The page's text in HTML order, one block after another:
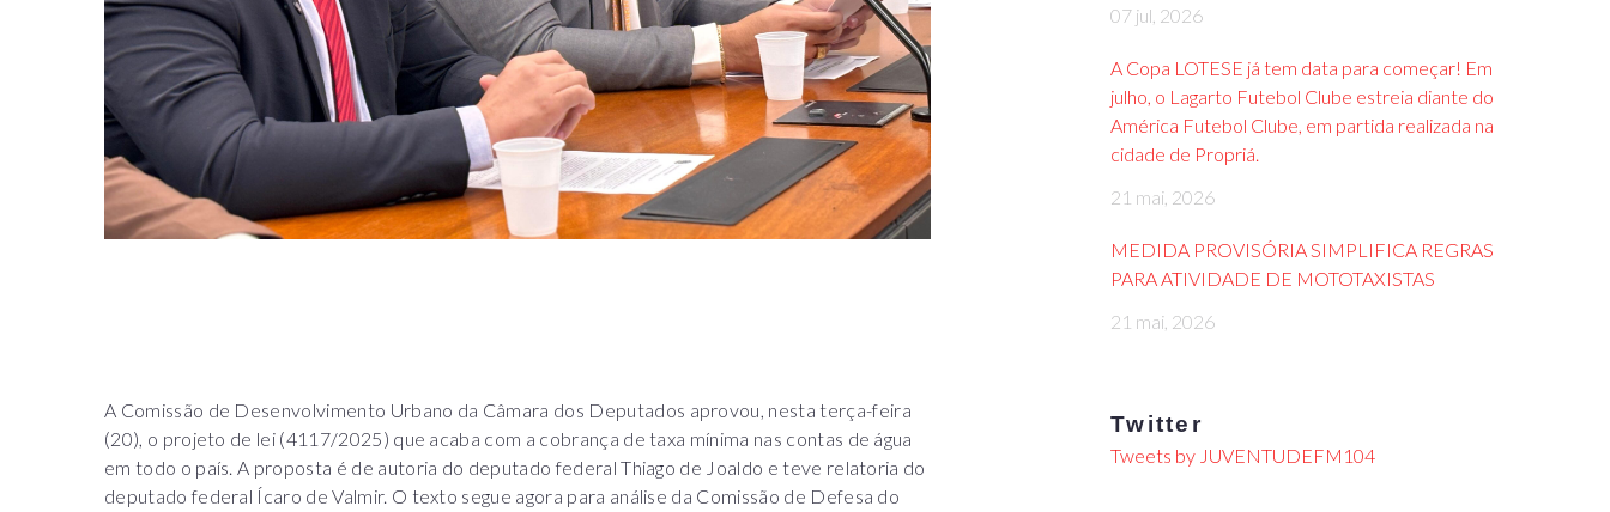
A Comissão de Desenvolvimento Urbano da Câmara dos Deputados aprovou, nesta terça-feira
(20), o projeto de lei (4117/2025) que acaba com a cobrança de taxa mínima nas contas de água
em todo o país. A proposta é de autoria do deputado federal Thiago de Joaldo e teve relatoria do
deputado federal Ícaro de Valmir. O texto segue agora para análise da Comissão de Defesa do
07 jul, 2026
A Copa LOTESE já tem data para começar! Em
julho, o Lagarto Futebol Clube estreia diante do
América Futebol Clube, em partida realizada na
cidade de Propriá.
21 mai, 2026
MEDIDA PROVISÓRIA SIMPLIFICA REGRAS
PARA ATIVIDADE DE MOTOTAXISTAS
21 mai, 2026
Twitter
Tweets by JUVENTUDEFM104